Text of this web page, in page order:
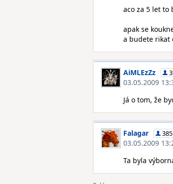
aco za 5 let
apak se
a budete rikat
AiMLEzZz
03.05.2009
Já o tom, že
Falagar
03.05.2009
Ta byla